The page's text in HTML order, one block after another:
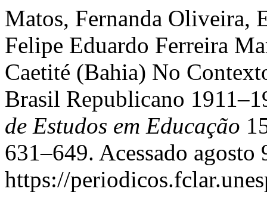
Matos, Fernanda Oliveira,
Felipe Eduardo Ferreira
Caetité (Bahia) No
Brasil Republicano
de Estudos em Educação
631–649. Acessado agosto
https://